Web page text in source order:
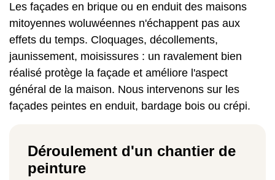
Les façades en brique ou en enduit des maisons
mitoyennes woluwéennes n'échappent pas aux
effets du temps. Cloquages, décollements,
jaunissement, moisissures : un ravalement bien
réalisé protège la façade et améliore l'aspect
général de la maison. Nous intervenons sur les
façades peintes en enduit, bardage bois ou crépi.
Déroulement d'un chantier de
peinture